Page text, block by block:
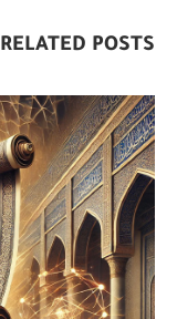
RELATED POSTS